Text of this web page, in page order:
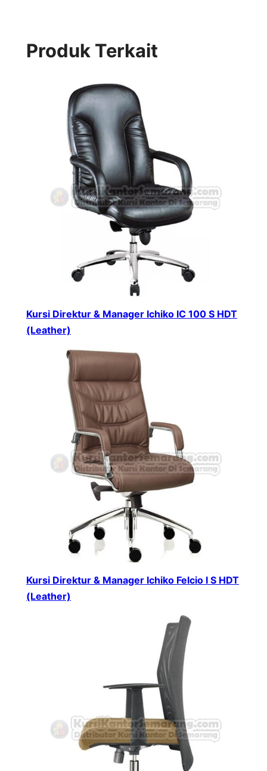
Produk Terkait
Kursi Direktur & Manager Ichiko IC 100 S HDT
(Leather)
Kursi Direktur & Manager Ichiko Felcio I S HDT
(Leather)